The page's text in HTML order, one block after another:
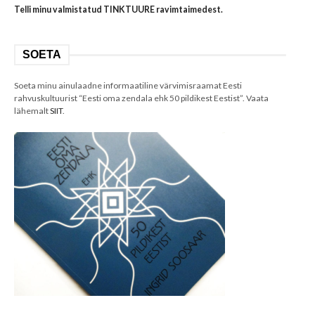
Telli minu valmistatud TINKTUURE ravimtaimedest.
SOETA
Soeta minu ainulaadne informaatiline värvimisraamat Eesti
rahvuskultuurist “Eesti oma zendala ehk 50 pildikest Eestist”. Vaata
lähemaltSIIT.